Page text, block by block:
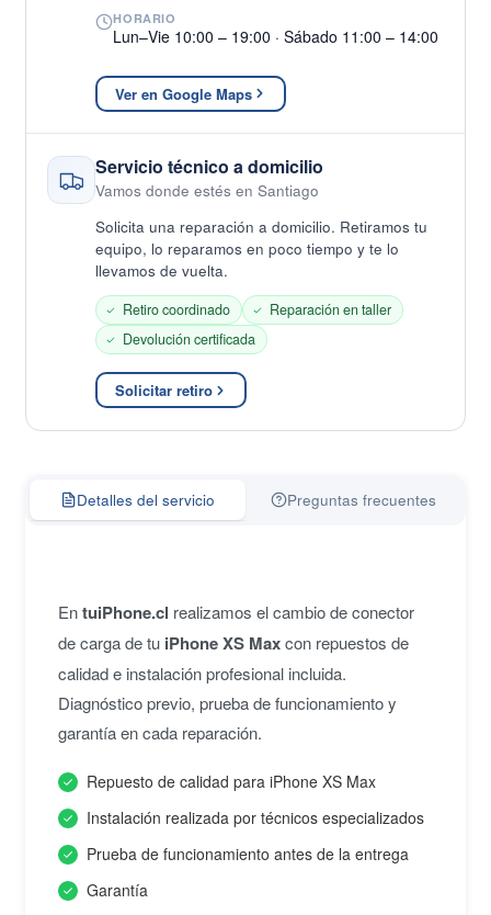
HORARIO
Lun–Vie 10:00 – 19:00 · Sábado 11:00 – 14:00
Ver en Google Maps
Servicio técnico a domicilio
Vamos donde estés en Santiago
Solicita una reparación a domicilio. Retiramos tu
equipo, lo reparamos en poco tiempo y te lo
llevamos de vuelta.
Retiro coordinado
Reparación en taller
Devolución certificada
Solicitar retiro
Detalles del servicio Preguntas frecuentes
EntuiPhone.cl realizamos el cambio de conector
de carga de tu iPhone XS Maxcon repuestos de
calidad e instalación profesional incluida.
Diagnóstico previo, prueba de funcionamiento y
garantía en cada reparación.
Repuesto de calidad para iPhone XS Max
Instalación realizada por técnicos especializados
Prueba de funcionamiento antes de la entrega
Garantía